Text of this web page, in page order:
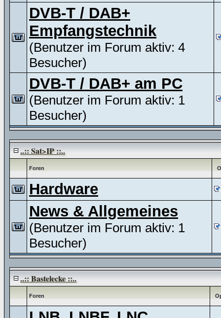
DVB-T / DAB+
Empfangstechnik
(Benutzer im Forum aktiv: 4
Besucher)
DVB-T / DAB+ am PC
(Benutzer im Forum aktiv: 1
Besucher)
..:: Sat>IP ::..
Foren
Hardware
News & Allgemeines
(Benutzer im Forum aktiv: 1
Besucher)
..:: Bastelecke ::..
Foren